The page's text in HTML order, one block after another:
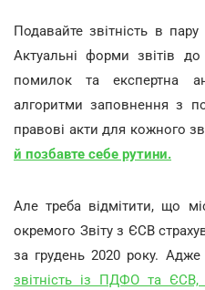
Подавайте звітність в пару
Актуальні форми звітів до
помилок та експертна
алгоритми заповнення з
правові акти для кожного
й позбавте себе рутини.
Але треба відмітити, що
окремого Звіту з ЄСВ
за грудень 2020 року.
звітність із ПДФО та